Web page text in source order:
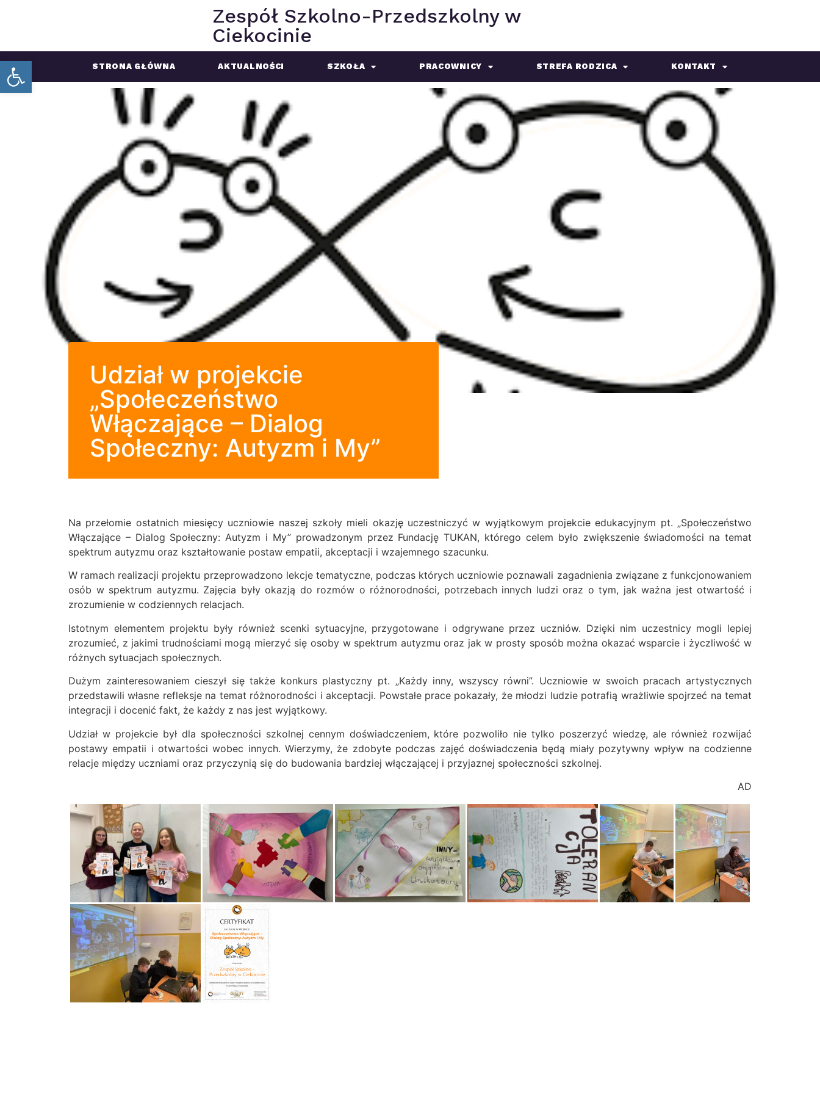
Open toolbar
Zespół Szkolno-Przedszkolny w
Ciekocinie
STRONA GŁÓWNA AKTUALNOŚCI SZKOŁA PRACOWNICY STREFA RODZICA KONTAKT
Udział w projekcie
„Społeczeństwo
Włączające – Dialog
Społeczny: Autyzm i My”
Na przełomie ostatnich miesięcy uczniowie naszej szkoły mieli okazję uczestniczyć w wyjątkowym projekcie edukacyjnym pt. „Społeczeństwo
Włączające – Dialog Społeczny: Autyzm i My” prowadzonym przez Fundację TUKAN, którego celem było zwiększenie świadomości na temat
spektrum autyzmu oraz kształtowanie postaw empatii, akceptacji i wzajemnego szacunku.
W ramach realizacji projektu przeprowadzono lekcje tematyczne, podczas których uczniowie poznawali zagadnienia związane z funkcjonowaniem
osób w spektrum autyzmu. Zajęcia były okazją do rozmów o różnorodności, potrzebach innych ludzi oraz o tym, jak ważna jest otwartość i
zrozumienie w codziennych relacjach.
Istotnym elementem projektu były również scenki sytuacyjne, przygotowane i odgrywane przez uczniów. Dzięki nim uczestnicy mogli lepiej
zrozumieć, z jakimi trudnościami mogą mierzyć się osoby w spektrum autyzmu oraz jak w prosty sposób można okazać wsparcie i życzliwość w
różnych sytuacjach społecznych.
Dużym zainteresowaniem cieszył się także konkurs plastyczny pt. „Każdy inny, wszyscy równi”. Uczniowie w swoich pracach artystycznych
przedstawili własne refleksje na temat różnorodności i akceptacji. Powstałe prace pokazały, że młodzi ludzie potrafią wrażliwie spojrzeć na temat
integracji i docenić fakt, że każdy z nas jest wyjątkowy.
Udział w projekcie był dla społeczności szkolnej cennym doświadczeniem, które pozwoliło nie tylko poszerzyć wiedzę, ale również rozwijać
postawy empatii i otwartości wobec innych. Wierzymy, że zdobyte podczas zajęć doświadczenia będą miały pozytywny wpływ na codzienne
relacje między uczniami oraz przyczynią się do budowania bardziej włączającej i przyjaznej społeczności szkolnej.
AD